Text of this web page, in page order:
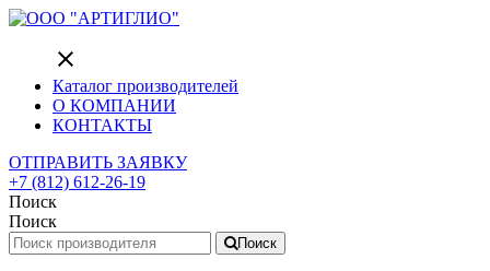
close
Каталог производителей
О КОМПАНИИ
КОНТАКТЫ
ОТПРАВИТЬ ЗАЯВКУ
+7 (812) 612-26-19
Поиск
Поиск
Поиск